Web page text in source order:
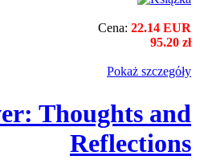
Cena: 22.14 EUR
95.20 zł
Pokaż szczegόły
Thoughts and
Reflections